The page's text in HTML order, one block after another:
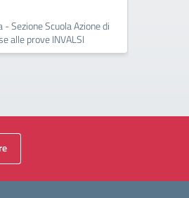
Sezione Scuola Azione di
alle prove INVALSI